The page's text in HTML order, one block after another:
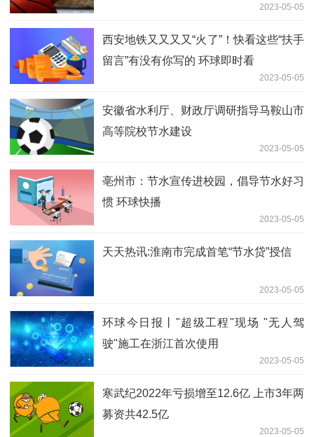
2023-05-05
西安地铁又又又又“火了”！快看这些“扶手
留言”有没有你写的 环球即时看
2023-05-05
安徽省水利厅、财政厅调研指导马鞍山市
高等院校节水建设
2023-05-05
亳州市：节水宣传进校园，倡导节水好习
惯 环球快播
2023-05-05
天天热讯:淮南市完成首笔“节水贷”授信
2023-05-05
环球今日报丨"超级工程"现场 "无人驾
驶"施工在浙江首次使用
2023-05-05
寒武纪2022年亏损增至12.6亿 上市3年两
募资共42.5亿
2023-05-05